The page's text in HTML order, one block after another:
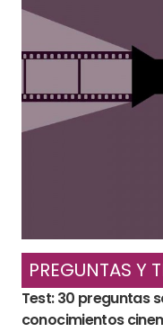
PREGUNTAS Y
Test: 30 preguntas
conocimientos